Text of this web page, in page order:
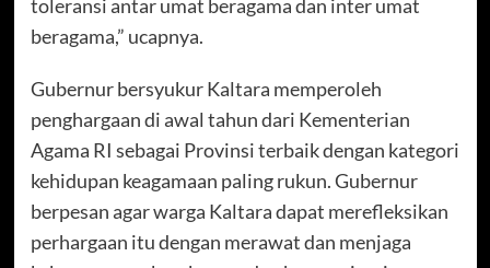
toleransi antar umat beragama dan inter umat
beragama,” ucapnya.
Gubernur bersyukur Kaltara memperoleh
penghargaan di awal tahun dari Kementerian
Agama RI sebagai Provinsi terbaik dengan kategori
kehidupan keagamaan paling rukun. Gubernur
berpesan agar warga Kaltara dapat merefleksikan
perhargaan itu dengan merawat dan menjaga